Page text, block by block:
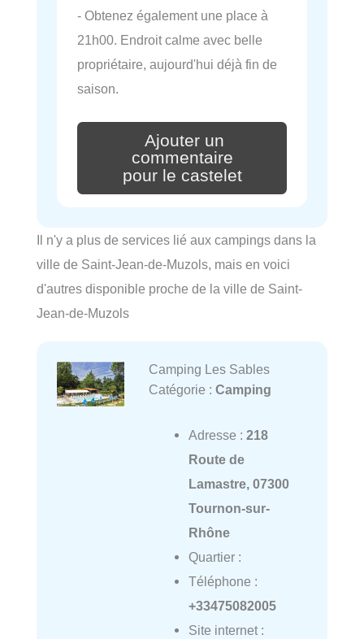
- Obtenez également une place à
21h00. Endroit calme avec belle
propriétaire, aujourd'hui déjà fin de
saison.
Ajouter un
commentaire
pour le castelet
Il n'y a plus de services lié aux campings dans la
ville de Saint-Jean-de-Muzols, mais en voici
d'autres disponible proche de la ville de Saint-
Jean-de-Muzols
Camping Les Sables
Catégorie : Camping
Adresse : 218
Route de
Lamastre, 07300
Tournon-sur-
Rhône
Quartier :
Téléphone :
+33475082005
Site internet :